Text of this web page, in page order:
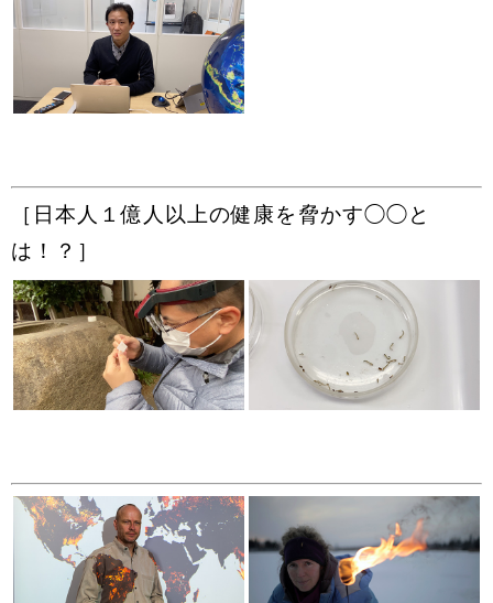
［日本人１億人以上の健康を脅かす◯◯と
は！？］